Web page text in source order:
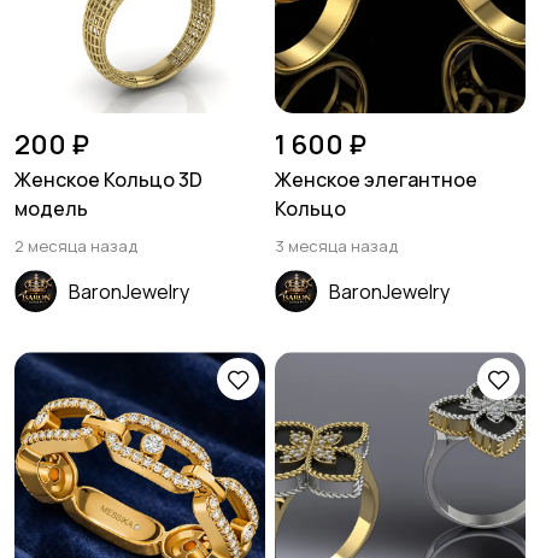
200 ₽
Женское Кольцо 3D
модель
2 месяца назад
BaronJewelry
1 600 ₽
Женское элегантное
Кольцо
3 месяца назад
BaronJewelry